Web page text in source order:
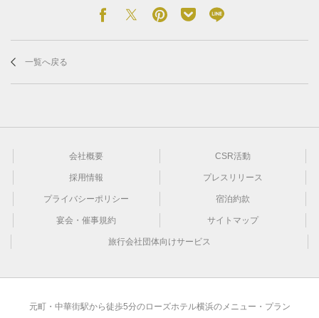
一覧へ戻る
会社概要 CSR活動
採用情報 プレスリリース
プライバシーポリシー 宿泊約款
宴会・催事規約 サイトマップ
旅行会社団体向けサービス
元町・中華街駅から徒歩5分のローズホテル横浜のメニュー・プラン